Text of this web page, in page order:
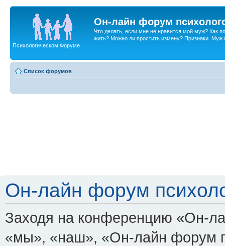
Он-лайн форум
Что делать, если мне не нравится мой муж? Как
жить? Можно ли простить измену? Признаки. Муж
Психологическом Форуме
Список форумов
Он-лайн форум
Заходя на конференцию «Он-
«мы», «наш», «Он-лайн форум